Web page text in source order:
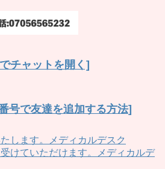
チャットを開く]
号で友達を追加する方法]
します。メディカルデスク
けていただけます。メディカルデ